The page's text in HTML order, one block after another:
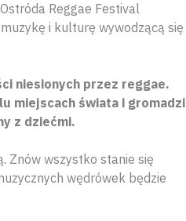
Reggae Festival
i kulturę wywodzącą się
niesionych przez reggae.
miejscach świata i gromadzi
z dziećmi.
Znów wszystko stanie się
wędrówek będzie